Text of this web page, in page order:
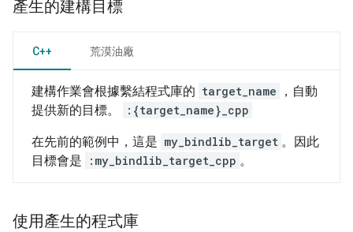
產生的建構目標
C++ 荒漠油廠
建構作業會根據繫結程式庫的 target_name
，自動
提供新的目標。
:{target_name}_cpp
在先前的範例中，這是 my_bindlib_target 。因此
目標會是
:my_bindlib_target_cpp 。
使用產生的程式庫